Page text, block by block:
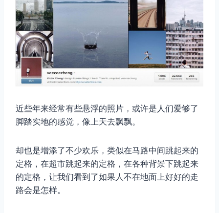
近些年来经常有些悬浮的照片，或许是人们爱够了
脚踏实地的感觉，像上天去飘飘。
却也是增添了不少欢乐，类似在马路中间跳起来的
定格，在超市跳起来的定格，在各种背景下跳起来
的定格，让我们看到了如果人不在地面上好好的走
路会是怎样。